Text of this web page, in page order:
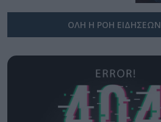
ΟΛΗ Η ΡΟΗ ΕΙΔΗΣΕΩΝ